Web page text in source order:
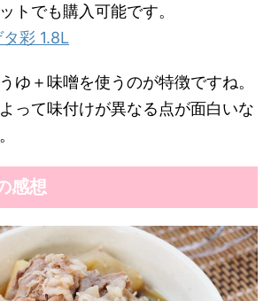
トでも購入可能です。
彩 1.8L
ゆ＋味噌を使うのが特徴ですね。
って味付けが異なる点が面白いな
感想